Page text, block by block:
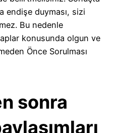
endişe duyması, sizi
Bu nedenle
konusunda olgun ve
Önce Sorulması
sonra